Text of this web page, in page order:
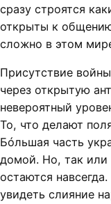
сразу строятся
открыты к
сложно в этом
Присутствие
через открытую
невероятный
То, что делают
Бóльшая часть
домой. Но, так или
остаются
увидеть слияние